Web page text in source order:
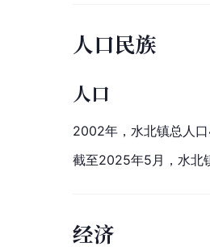
人口民族
人口
2002年，水北镇总人
截至2025年5月，水北
经济